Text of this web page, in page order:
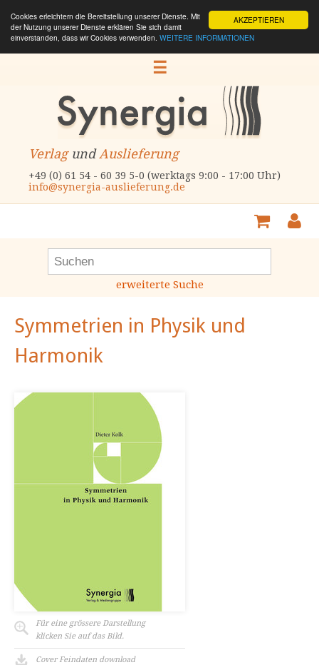
AKZEPTIEREN
Cookies erleichtern die Bereitstellung unserer Dienste. Mit
der Nutzung unserer Dienste erklären Sie sich damit
einverstanden, dass wir Cookies verwenden. WEITERE INFORMATIONEN
☰
VerlagundAuslieferung
+49 (0) 61 54 - 60 39 5-0 (werktags 9:00 - 17:00 Uhr)
info@synergia-auslieferung.de
erweiterte Suche
Symmetrien in Physik und
Harmonik
Für eine grössere Darstellung
klicken Sie auf das Bild.
Cover Feindaten download